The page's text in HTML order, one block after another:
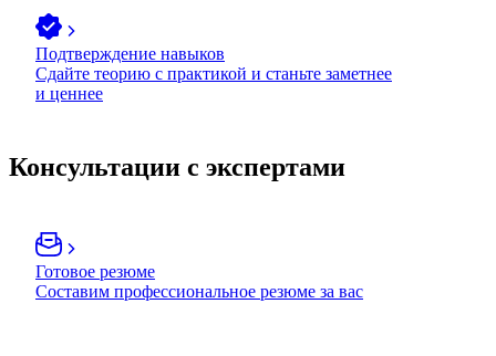
Подтверждение навыков
Сдайте теорию с практикой и станьте заметнее
и ценнее
Консультации с экспертами
Готовое резюме
Составим профессиональное резюме за вас